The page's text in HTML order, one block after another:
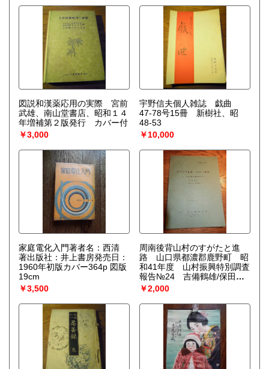
年、ノーベル化学賞を受賞したプリゴジンの、グランスドル
フとの共著による初期の著作。開放系に現れる構造の問題
を、非平衡熱力学の立場から、物理学、化学、生物学につい
て、統一的な観点からの説明を試みる。
図説和漢薬応用の実際 宮前
武雄、南山堂書店、昭和１４
年増補第２版発行 カバー付
￥3,000
宇野信夫個人雑誌 戯曲
47-78号15冊 新樹社、昭
48-53
￥10,000
家庭電化入門著者名：西清
著出版社：井上書房発売日：
1960年初版カバー364p 図版
19cm
￥3,500
周南後背山村のすがたと進
路 山口県都濃郡鹿野町 昭
和41年度 山村振興特別調査
報告№24 吉備鶴雄/保田篤/
小坂二郎/山田浩/粟屋芳信/松
原功/宮原種恒 出版社 山村振
興調査会 刊行年 昭和42年 ペ
ージ数 巻頭写真頁2枚・図表
と目次3頁・64頁 サイズ
24.3×17.4 倉沢博東大教授旧
￥2,000